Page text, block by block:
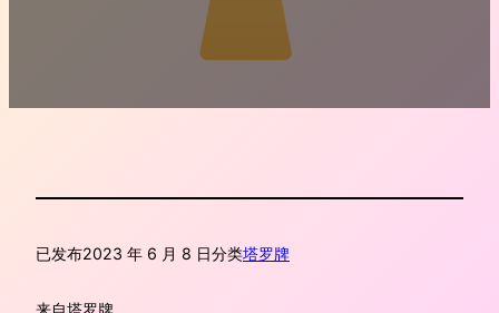
已发布2023 年 6 月 8 日分类塔罗牌